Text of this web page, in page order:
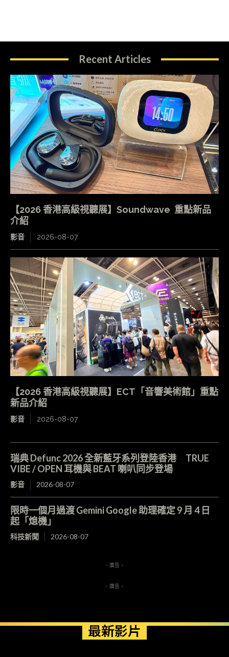
Recent Articles
【2026 香港高級視聽展】Soundwave 重點新品
介紹
影音 2026-08-07
【2026 香港高級視聽展】ECT「音響美術館」重點
新品介紹
影音 2026-08-07
瑞典 Defunc 2026 全新藍牙系列登陸香港 TRUE
VIBE / OPEN 耳機與 BEAT 喇叭同步登場
影音 2026-08-07
限時一個月過渡 Gemini Google 助理確定 9 月 4 日
起「熄機」
科技新聞 2026-08-07
- 廣告 -
- 廣告 -
最新影片